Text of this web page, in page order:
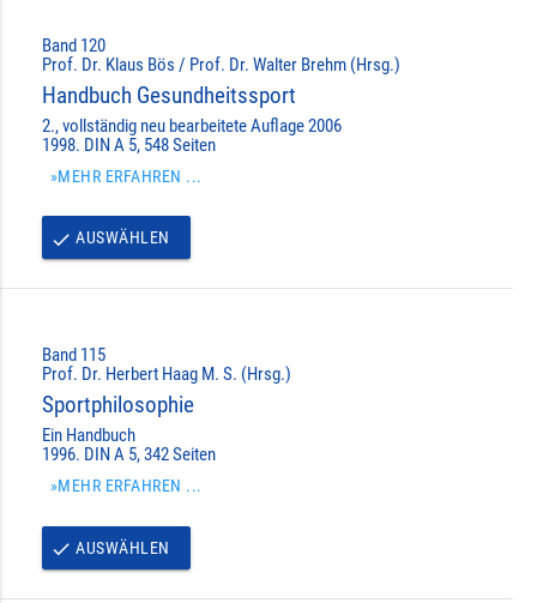
Band 120
Prof. Dr. Klaus Bös / Prof. Dr. Walter Brehm (Hrsg.)
Handbuch Gesundheitssport
2., vollständig neu bearbeitete Auflage 2006
1998. DIN A 5, 548 Seiten
»MEHR ERFAHREN ...
done AUSWÄHLEN
Band 115
Prof. Dr. Herbert Haag M. S. (Hrsg.)
Sportphilosophie
Ein Handbuch
1996. DIN A 5, 342 Seiten
»MEHR ERFAHREN ...
done AUSWÄHLEN